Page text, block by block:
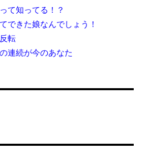
て知ってる！？
できた娘なんでしょう！
転
連続が今のあなた